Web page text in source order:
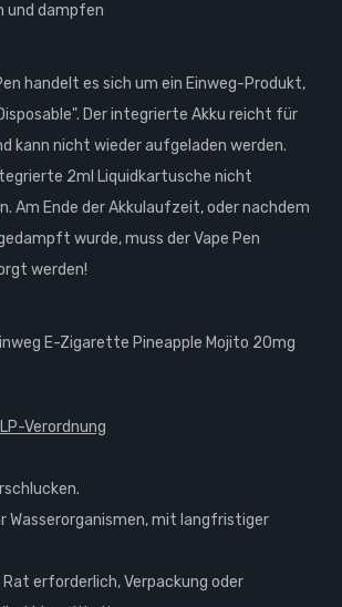
und dampfen
handelt es sich um ein Einweg-Produkt,
Der integrierte Akku reicht für
kann nicht wieder aufgeladen werden.
2ml Liquidkartusche nicht
Am Ende der Akkulaufzeit, oder nachdem
wurde, muss der Vape Pen
werden!
E-Zigarette Pineapple Mojito 20mg
Verordnung
Wasserorganismen, mit langfristiger
erforderlich, Verpackung oder